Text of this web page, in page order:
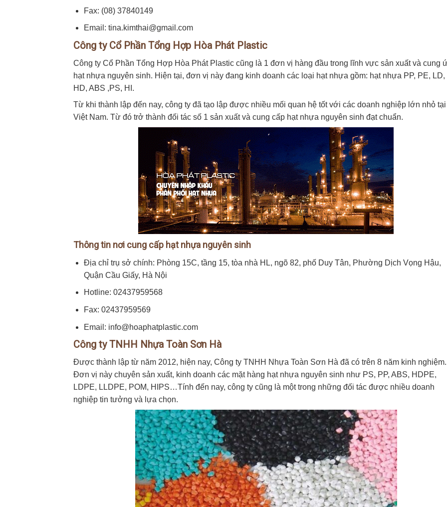
Fax: (08) 37840149
Email: tina.kimthai@gmail.com
Công ty Cổ Phần Tổng Hợp Hòa Phát Plastic
Công ty Cổ Phần Tổng Hợp Hòa Phát Plastic cũng là 1 đơn vị hàng đầu trong lĩnh vực sản xuất và cung
hạt nhựa nguyên sinh. Hiện tại, đơn vị này đang kinh doanh các loại hạt nhựa gồm: hạt nhựa PP, PE, LD,
HD, ABS ,PS, HI.
Từ khi thành lập đến nay, công ty đã tạo lập được nhiều mối quan hệ tốt với các doanh nghiệp lớn nhỏ tại
Việt Nam. Từ đó trở thành đối tác số 1 sản xuất và cung cấp hạt nhựa nguyên sinh đạt chuẩn.
Thông tin nơi cung cấp hạt nhựa nguyên sinh
Địa chỉ trụ sở chính: Phòng 15C, tầng 15, tòa nhà HL, ngõ 82, phố Duy Tân, Phường Dịch Vọng Hậu,
Quận Cầu Giấy, Hà Nội
Hotline: 02437959568
Fax: 02437959569
Email: info@hoaphatplastic.com
Công ty TNHH Nhựa Toàn Sơn Hà
Được thành lập từ năm 2012, hiện nay, Công ty TNHH Nhựa Toàn Sơn Hà đã có trên 8 năm kinh nghiệm.
Đơn vị này chuyên sản xuất, kinh doanh các mặt hàng hạt nhựa nguyên sinh như PS, PP, ABS, HDPE,
LDPE, LLDPE, POM, HIPS…Tính đến nay, công ty cũng là một trong những đối tác được nhiều doanh
nghiệp tin tưởng và lựa chọn.